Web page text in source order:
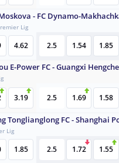
- FC Dynamo-
Lig
4.62 2.5 1.54 1.85
E-Power FC - Guangxi
3.19 2.5 1.69 1.58
Tonglianglong FC - Shanghai
Lig
1.85 2.5 1.72 1.55